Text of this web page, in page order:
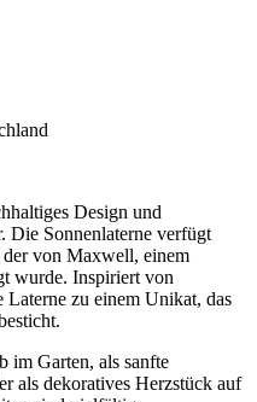
Design und
Die Sonnenlaterne verfügt
von Maxwell, einem
wurde. Inspiriert von
zu einem Unikat, das
im Garten, als sanfte
als dekoratives Herzstück auf